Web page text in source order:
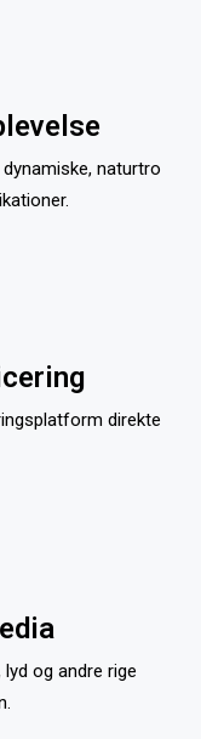
naturtro
direkte
og andre rige